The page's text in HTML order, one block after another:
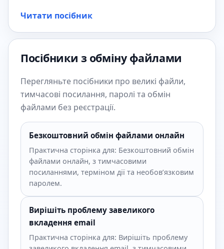
Читати посібник
Посібники з обміну файлами
Перегляньте посібники про великі файли,
тимчасові посилання, паролі та обмін
файлами без реєстрації.
Безкоштовний обмін файлами онлайн
Практична сторінка для: Безкоштовний обмін
файлами онлайн, з тимчасовими
посиланнями, терміном дії та необов’язковим
паролем.
Вирішіть проблему завеликого
вкладення email
Практична сторінка для: Вирішіть проблему